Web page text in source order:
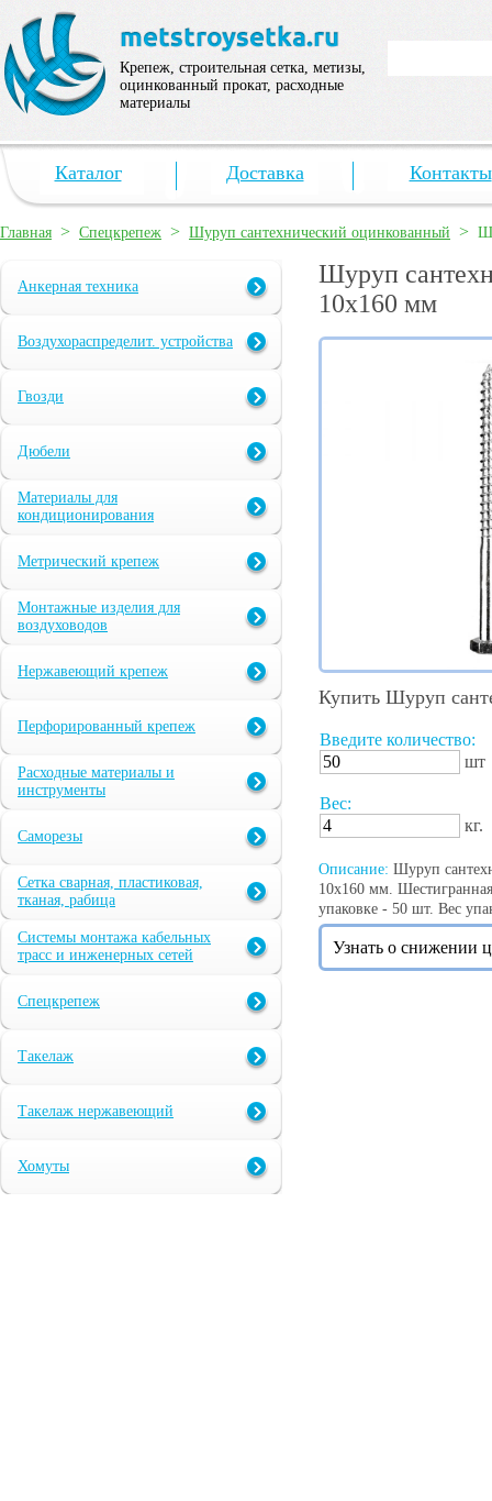
Крепеж, строительная сетка, метизы,
оцинкованный прокат, расходные
материалы
Каталог Доставка Контакты
Главная > Спецкрепеж > Шуруп сантехнический оцинкованный >
Анкерная техника
Воздухораспределит. устройства
Гвозди
Дюбели
Материалы для
кондиционирования
Метрический крепеж
Монтажные изделия для
воздуховодов
Нержавеющий крепеж
Перфорированный крепеж
Расходные материалы и
инструменты
Саморезы
Сетка сварная, пластиковая,
тканая, рабица
Системы монтажа кабельных
трасс и инженерных сетей
Спецкрепеж
Такелаж
Такелаж нержавеющий
Хомуты
Шуруп
10х160 мм
Купить Шуруп
Введите количество:
шт
Вес:
кг.
Описание: Шуруп
10х160 мм.
упаковке - 50 шт. Вес
Узнать о снижении